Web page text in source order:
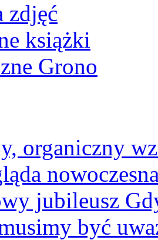
zdjęć
książki
Grono
organiczny
jubileusz
być